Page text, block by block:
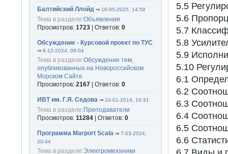
5.5
5.6
5.7
5.8
5.9
5.10
6.1
6.2
6.3
6.4
6.5
6.6
Балтийский Ллойд ⇒16-05-2025, 14:58
Тема в разделе:Объявления
Просмотров:1723 | Ответов:0
Обсуждение - Курсовой проект по ТУС
⇒6-12-2024, 09:04
Тема в разделе:Обсуждение тем,
опубликованных на Новороссийском
Морском Сайте
Просмотров:2167 | Ответов:0
ИВТ им. Г.Я. Седова ⇒24-01-2014, 10:31
Тема в разделе:Преподаватели
Просмотров:11284 | Ответов:0
Программа Marport Scala ⇒7-03-2024,
20:44
Тема в разделе:Электромеханики